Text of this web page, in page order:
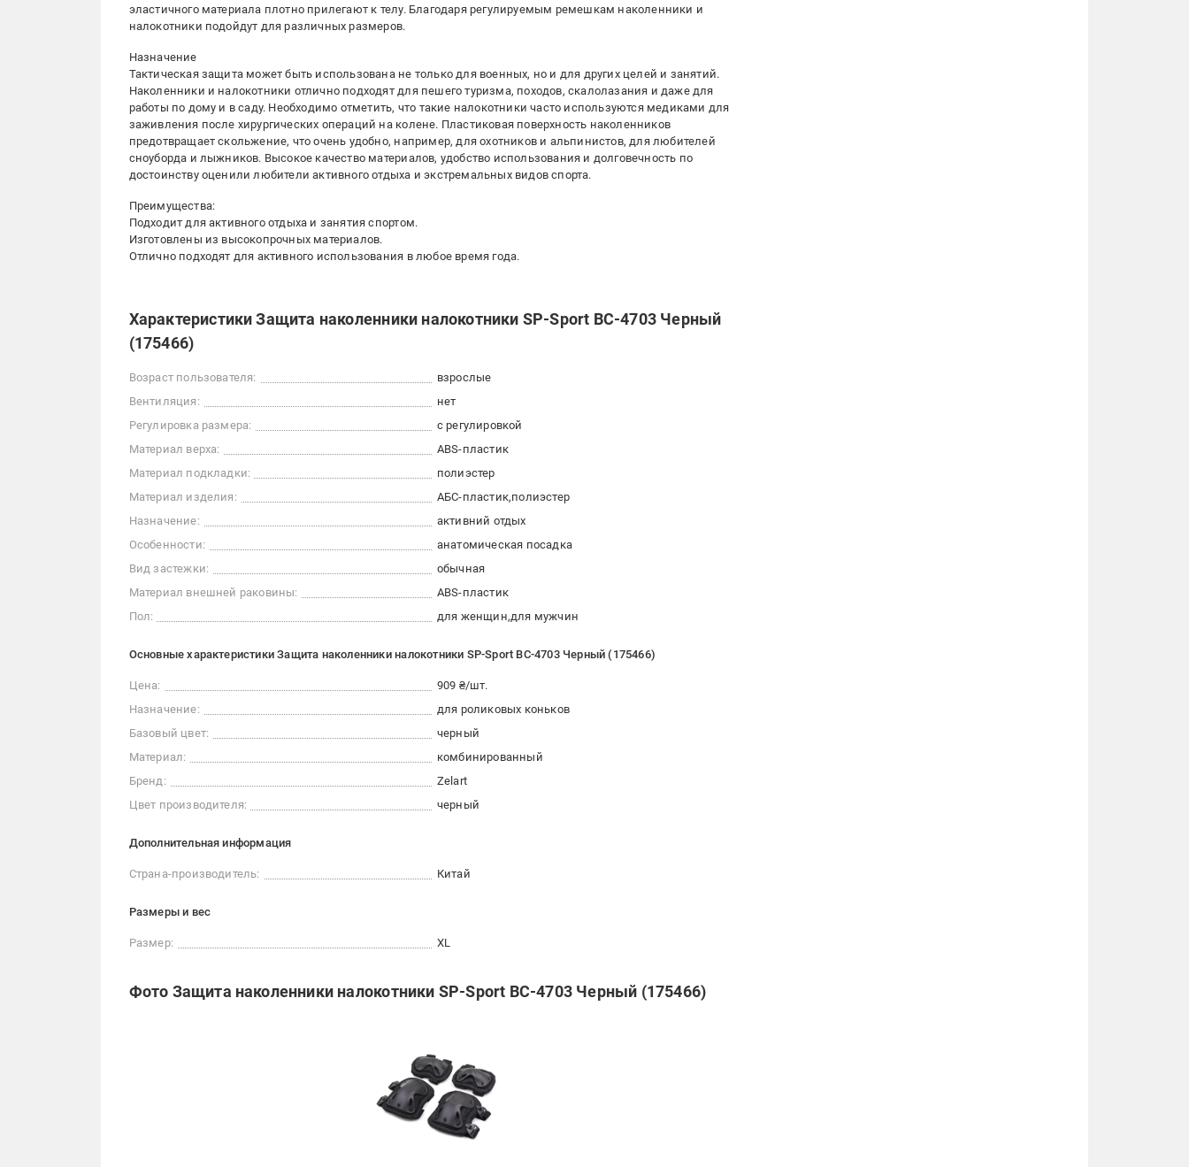
эластичного материала плотно прилегают к телу. Благодаря регулируемым ремешкам наколенники и
налокотники подойдут для различных размеров.
Назначение
Тактическая защита может быть использована не только для военных, но и для других целей и занятий.
Наколенники и налокотники отлично подходят для пешего туризма, походов, скалолазания и даже для
работы по дому и в саду. Необходимо отметить, что такие налокотники часто используются медиками для
заживления после хирургических операций на колене. Пластиковая поверхность наколенников
предотвращает скольжение, что очень удобно, например, для охотников и альпинистов, для любителей
сноуборда и лыжников. Высокое качество материалов, удобство использования и долговечность по
достоинству оценили любители активного отдыха и экстремальных видов спорта.
Преимущества:
Подходит для активного отдыха и занятия спортом.
Изготовлены из высокопрочных материалов.
Отлично подходят для активного использования в любое время года.
Характеристики Защита наколенники налокотники SP-Sport BC-4703 Черный
(175466)
Возраст пользователя:
взрослые
Вентиляция:
нет
Регулировка размера:
с регулировкой
Материал верха:
ABS-пластик
Материал подкладки:
полиэстер
Материал изделия:
АБС-пластик полиэстер
Назначение:
активний отдых
Особенности:
анатомическая посадка
Вид застежки:
обычная
Материал внешней раковины:
ABS-пластик
Пол:
для женщин для мужчин
Основные характеристики Защита наколенники налокотники SP-Sport BC-4703 Черный (175466)
Цена:
909 ₴/шт.
Назначение:
для роликовых коньков
Базовый цвет:
черный
Материал:
комбинированный
Бренд:
Zelart
Цвет производителя:
черный
Дополнительная информация
Страна-производитель: Китай
Размеры и вес
Размер: XL
Фото Защита наколенники налокотники SP-Sport BC-4703 Черный (175466)